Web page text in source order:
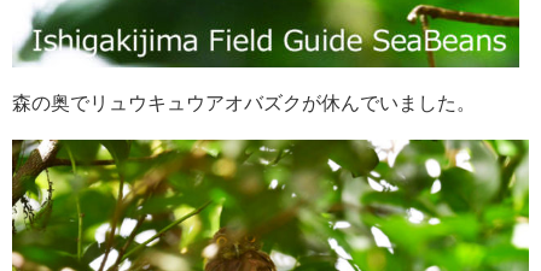
森の奥でリュウキュウアオバズクが休んでいました。